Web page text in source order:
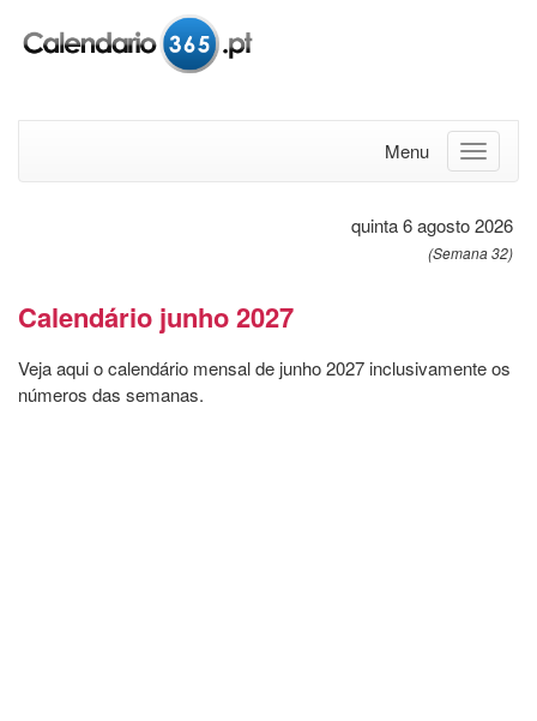
Menu
quinta 6 agosto 2026
(Semana 32)
Calendário junho 2027
Veja aqui o calendário mensal de junho 2027 inclusivamente os
números das semanas.